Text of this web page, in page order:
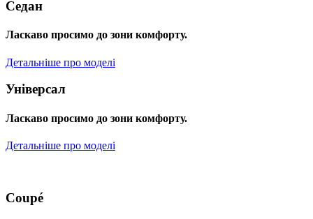
Седан
Ласкаво просимо до зони комфорту.
Детальніше про моделі
Універсал
Ласкаво просимо до зони комфорту.
Детальніше про моделі
Coupé